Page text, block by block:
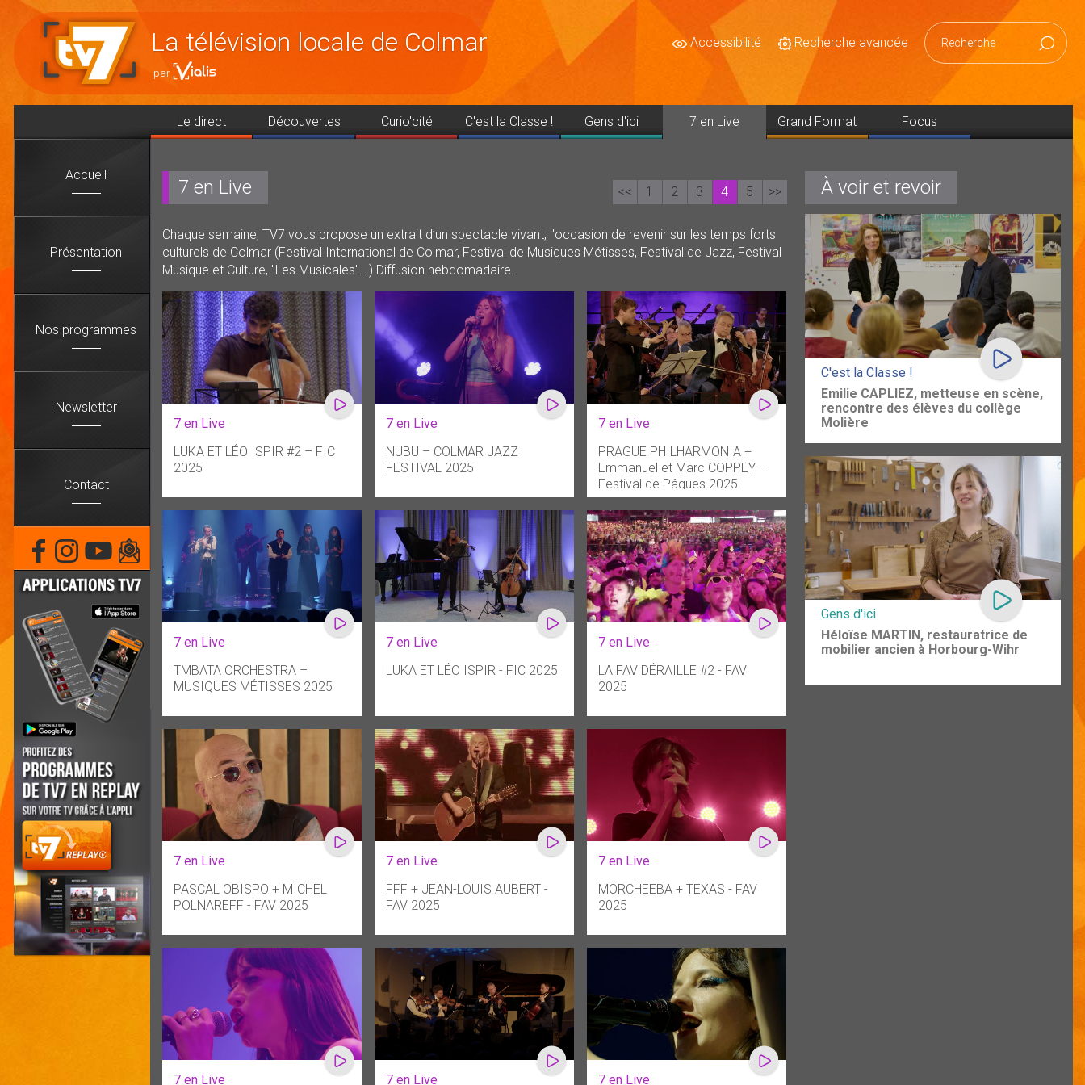
Accéder
contenu
La télévision locale de Colmar Accessibilité Recherche avancée
Le direct Découvertes Curio'cité C'est la Classe ! Gens d'ici 7 en Live Grand Format Focus
Accueil
Présentation
Nos programmes
Newsletter
Contact
<< 1 2 3 4 5 >>
7 en Live
Chaque semaine, TV7 vous propose un extrait d’un spectacle vivant, l'occasion de revenir sur les temps forts
culturels de Colmar (Festival International de Colmar, Festival de Musiques Métisses, Festival de Jazz, Festival
Musique et Culture, "Les Musicales"...) Diffusion hebdomadaire.
7 en Live
LUKA ET LÉO ISPIR #2 – FIC
2025
7 en Live
NUBU – COLMAR JAZZ
FESTIVAL 2025
7 en Live
PRAGUE PHILHARMONIA +
Emmanuel et Marc COPPEY –
Festival de Pâques 2025
7 en Live
TMBATA ORCHESTRA –
MUSIQUES MÉTISSES 2025
7 en Live
LUKA ET LÉO ISPIR - FIC 2025
7 en Live
LA FAV DÉRAILLE #2 - FAV
2025
7 en Live
PASCAL OBISPO + MICHEL
POLNAREFF - FAV 2025
7 en Live
FFF + JEAN-LOUIS AUBERT -
FAV 2025
7 en Live
MORCHEEBA + TEXAS - FAV
2025
7 en Live 7 en Live 7 en Live
À voir et revoir
C'est la Classe !
Emilie CAPLIEZ, metteuse en scène,
rencontre des élèves du collège
Molière
Gens d'ici
Héloïse MARTIN, restauratrice de
mobilier ancien à Horbourg-Wihr